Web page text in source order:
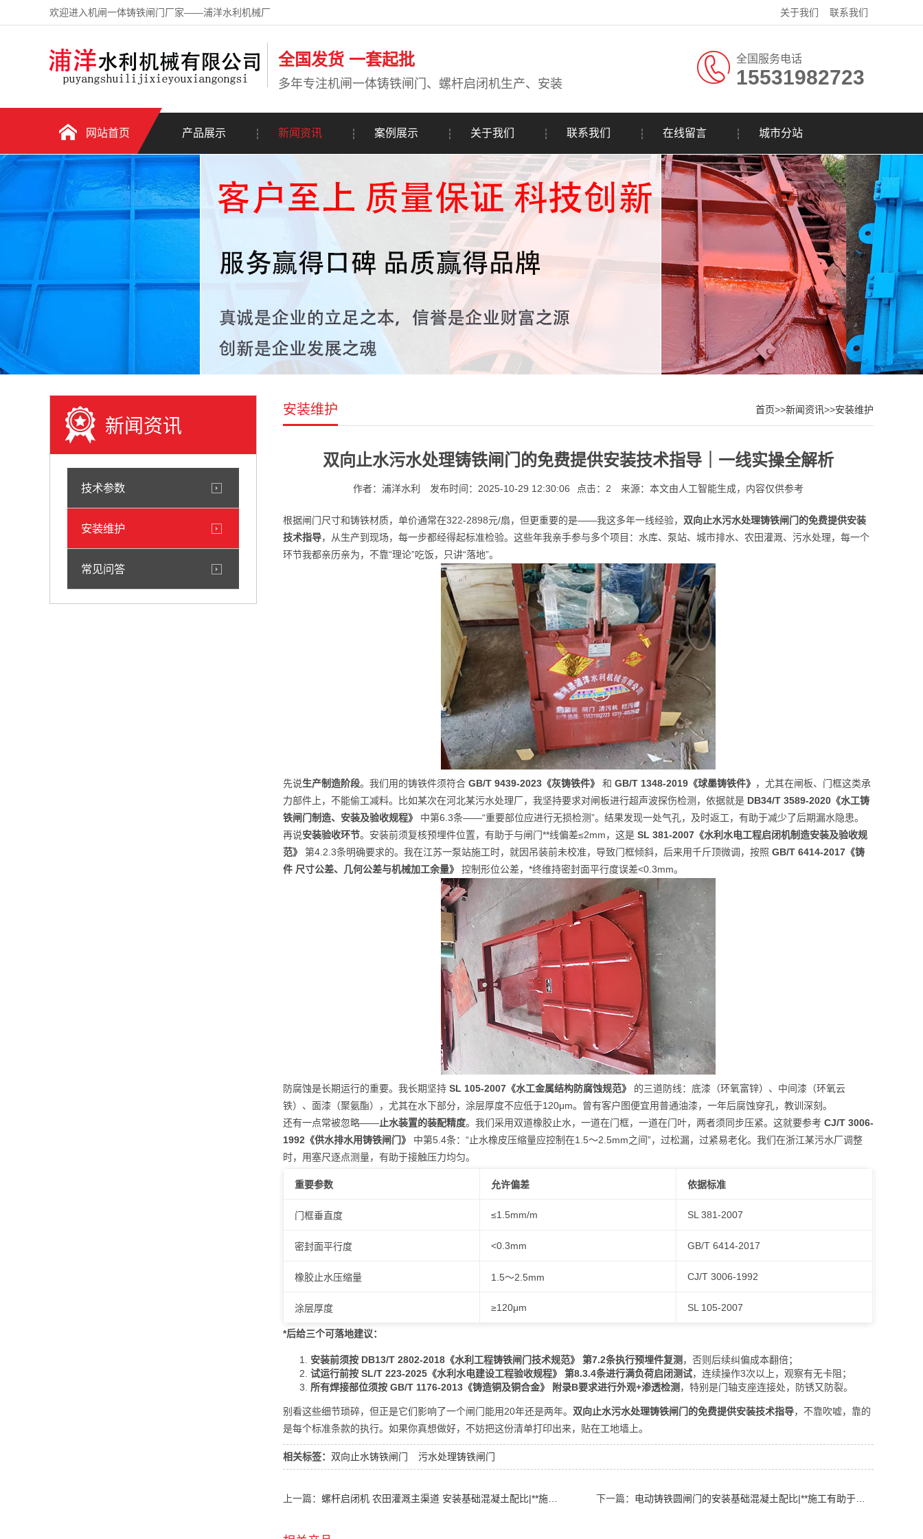
欢迎进入机闸一体铸铁闸门厂家——浦洋水利机械厂 关于我们 联系我们
全国发货 一套起批
多年专注机闸一体铸铁闸门、螺杆启闭机生产、安装
全国服务电话
15531982723
网站首页 产品展示 新闻资讯 案例展示 关于我们 联系我们 在线留言 城市分站
新闻资讯
技术参数
安装维护
常见问答
安装维护 首页>>新闻资讯>>安装维护
双向止水污水处理铸铁闸门的免费提供安装技术指导｜一线实操全解析
作者：浦洋水利 发布时间：2025-10-29 12:30:06 点击：2 来源：本文由人工智能生成，内容仅供参考
根据闸门尺寸和铸铁材质，单价通常在322-2898元/扇，但更重要的是——我这多年一线经验， 双向止水污水处理铸铁闸门的免费提供安装
技术指导，从生产到现场，每一步都经得起标准检验。这些年我亲手参与多个项目：水库、泵站、城市排水、农田灌溉、污水处理，每一个
环节我都亲历亲为，不靠“理论”吃饭，只讲“落地”。
先说生产制造阶段。我们用的铸铁件须符合 GB/T 9439-2023《灰铸铁件》 和 GB/T 1348-2019《球墨铸铁件》 ，尤其在闸板、门框这类承
力部件上，不能偷工减料。比如某次在河北某污水处理厂，我坚持要求对闸板进行超声波探伤检测，依据就是 DB34/T 3589-2020《水工铸
铁闸门制造、安装及验收规程》
中第6.3条——“重要部位应进行无损检测”。结果发现一处气孔，及时返工，有助于减少了后期漏水隐患。
再说安装验收环节。安装前须复核预埋件位置，有助于与闸门**线偏差≤2mm，这是 SL 381-2007《水利水电工程启闭机制造安装及验收规
范》
第4.2.3条明确要求的。我在江苏一泵站施工时，就因吊装前未校准，导致门框倾斜，后来用千斤顶微调，按照 GB/T 6414-2017《铸
件 尺寸公差、几何公差与机械加工余量》
控制形位公差，*终维持密封面平行度误差<0.3mm。
防腐蚀是长期运行的重要。我长期坚持 SL 105-2007《水工金属结构防腐蚀规范》
的三道防线：底漆（环氧富锌）、中间漆（环氧云
铁）、面漆（聚氨酯），尤其在水下部分，涂层厚度不应低于120μm。曾有客户图便宜用普通油漆，一年后腐蚀穿孔，教训深刻。
还有一点常被忽略——止水装置的装配精度。我们采用双道橡胶止水，一道在门框，一道在门叶，两者须同步压紧。这就要参考 CJ/T 3006-
1992《供水排水用铸铁闸门》
中第5.4条：“止水橡皮压缩量应控制在1.5～2.5mm之间”，过松漏，过紧易老化。我们在浙江某污水厂调整
时，用塞尺逐点测量，有助于接触压力均匀。
重要参数 允许偏差 依据标准
门框垂直度 ≤1.5mm/m SL 381-2007
密封面平行度 <0.3mm GB/T 6414-2017
橡胶止水压缩量 1.5～2.5mm CJ/T 3006-1992
涂层厚度 ≥120μm SL 105-2007
*后给三个可落地建议：
安装前须按 DB13/T 2802-2018《水利工程铸铁闸门技术规范》 第7.2条执行预埋件复测 ，否则后续纠偏成本翻倍；
试运行前按 SL/T 223-2025《水利水电建设工程验收规程》 第8.3.4条进行满负荷启闭测试，连续操作3次以上，观察有无卡阻；
所有焊接部位须按 GB/T 1176-2013《铸造铜及铜合金》 附录B要求进行外观+渗透检测 ，特别是门轴支座连接处，防锈又防裂。
别看这些细节琐碎，但正是它们影响了一个闸门能用20年还是两年。 双向止水污水处理铸铁闸门的免费提供安装技术指导，不靠吹嘘，靠的
是每个标准条款的执行。如果你真想做好，不妨把这份清单打印出来，贴在工地墙上。
相关标签： 双向止水铸铁闸门 污水处理铸铁闸门
上一篇： 螺杆启闭机 农田灌溉主渠道 安装基础混凝土配比|**施工全攻略 下一篇： 电动铸铁圆闸门的安装基础混凝土配比|**施工有助于维持水利安全